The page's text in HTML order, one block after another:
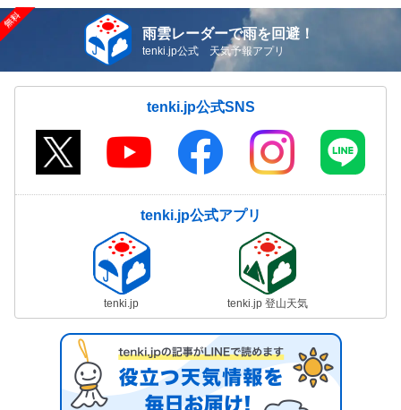
雨雲レーダーで雨を回避！
tenki.jp公式 天気予報アプリ
tenki.jp公式SNS
tenki.jp公式アプリ
tenki.jp tenki.jp 登山天気